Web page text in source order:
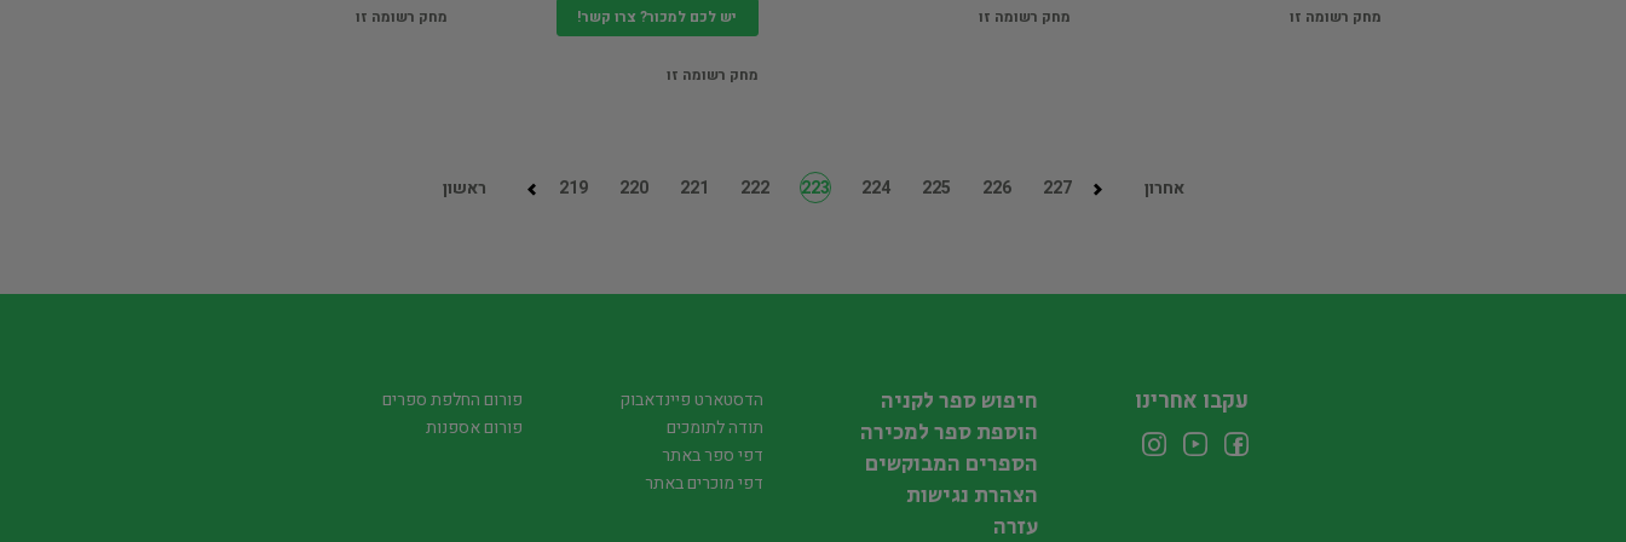
מחק רשומה זו מחק רשומה זו יש לכם למכור? צרו קשר!
מחק רשומה זו
מחק רשומה זו
ראשון 219 220 221 222 223 224 225 226 227 אחרון
עקבו אחרינו
חיפוש ספר לקניה
הוספת ספר למכירה
הספרים המבוקשים
הצהרת נגישות
עזרה
הדסטארט פיינדאבוק
תודה לתומכים
דפי ספר באתר
דפי מוכרים באתר
פורום החלפת ספרים
פורום אספנות